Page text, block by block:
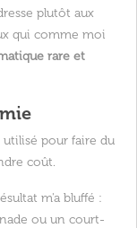
plutôt aux
qui comme moi
rare et
utilisé pour faire du
coût.
m'a bluffé :
ou un court-